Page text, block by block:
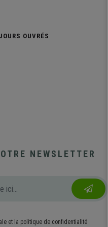
OUVRÉS
NEWSLETTER
et la politique de confidentialité